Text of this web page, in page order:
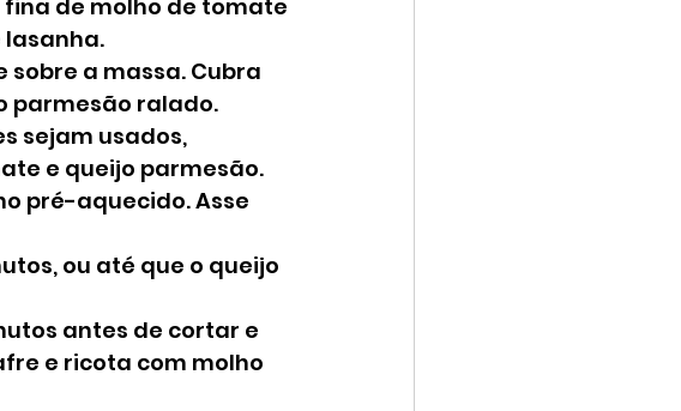
de molho de tomate
lasanha.
a massa. Cubra
parmesão ralado.
sejam usados,
e queijo parmesão.
pré-aquecido. Asse
ou até que o queijo
antes de cortar e
e ricota com molho